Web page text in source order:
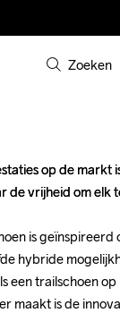
Zoeken
op de markt
de vrijheid om elk
is geïnspireerd
hybride
een trailschoen
maakt is de
op de markt
de vrijheid om elk
is geïnspireerd
hybride
een trailschoen
maakt is de